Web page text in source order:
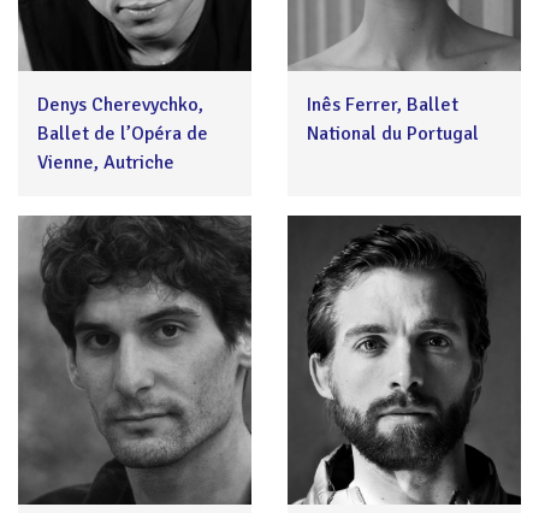
Denys Cherevychko,
Ballet de l’Opéra de
Vienne, Autriche
Inês Ferrer, Ballet
National du Portugal